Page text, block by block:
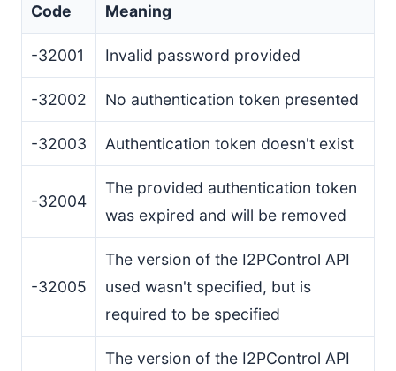
Code
Meaning
-32001 Invalid password provided
-32002 No authentication token presented
-32003 Authentication token doesn't exist
-32004
The provided authentication token
was expired and will be removed
-32005
The version of the I2PControl API
used wasn't specified, but is
required to be specified
The version of the I2PControl API